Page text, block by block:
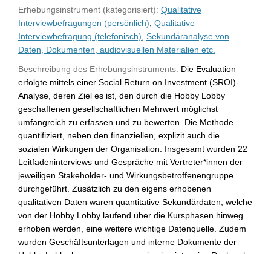
Erhebungsinstrument (kategorisiert): Qualitative
Interviewbefragungen (persönlich) Qualitative
Interviewbefragung (telefonisch) Sekundäranalyse von
Daten, Dokumenten, audiovisuellen Materialien etc.
Beschreibung des Erhebungsinstruments: Die Evaluation
erfolgte mittels einer Social Return on Investment (SROI)-
Analyse, deren Ziel es ist, den durch die Hobby Lobby
geschaffenen gesellschaftlichen Mehrwert möglichst
umfangreich zu erfassen und zu bewerten. Die Methode
quantifiziert, neben den finanziellen, explizit auch die
sozialen Wirkungen der Organisation. Insgesamt wurden 22
Leitfadeninterviews und Gespräche mit Vertreter*innen der
jeweiligen Stakeholder- und Wirkungsbetroffenengruppe
durchgeführt. Zusätzlich zu den eigens erhobenen
qualitativen Daten waren quantitative Sekundärdaten, welche
von der Hobby Lobby laufend über die Kursphasen hinweg
erhoben werden, eine weitere wichtige Datenquelle. Zudem
wurden Geschäftsunterlagen und interne Dokumente der